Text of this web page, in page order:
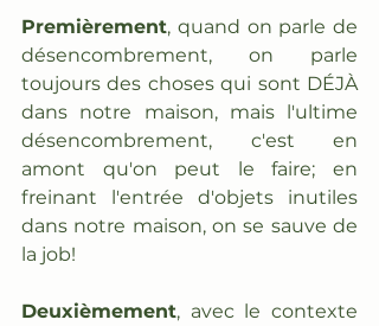
Premièrement, quand on parle de
désencombrement, on parle
toujours des choses qui sont DÉJÀ
dans notre maison, mais l'ultime
désencombrement, c'est en
amont qu'on peut le faire; en
freinant l'entrée d'objets inutiles
dans notre maison, on se sauve de
la job!
Deuxièmement, avec le contexte